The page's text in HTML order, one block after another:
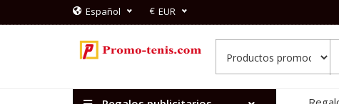
Español € EUR